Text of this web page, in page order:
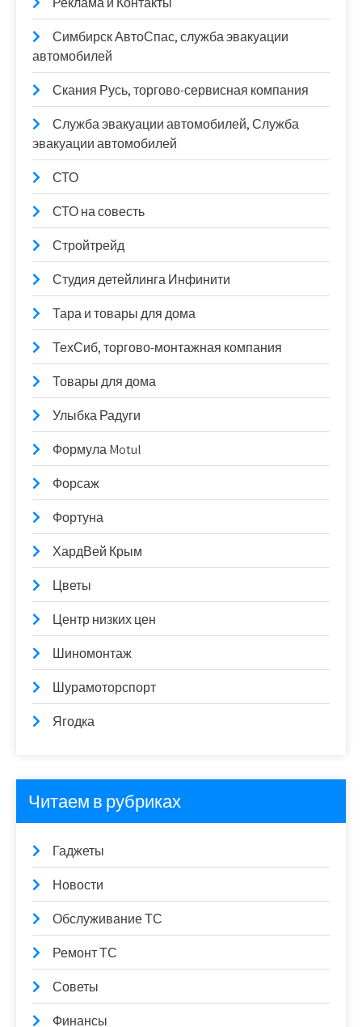
Симбирск АвтоСпас, служба эвакуации
автомобилей
Скания Русь, торгово-сервисная компания
Служба эвакуации автомобилей, Служба
эвакуации автомобилей
СТО
СТО на совесть
Стройтрейд
Студия детейлинга Инфинити
Тара и товары для дома
ТехСиб, торгово-монтажная компания
Товары для дома
Улыбка Радуги
Формула Motul
Форсаж
Фортуна
ХардВей Крым
Цветы
Центр низких цен
Шиномонтаж
Шурамоторспорт
Ягодка
Читаем в рубриках
Гаджеты
Новости
Обслуживание ТС
Ремонт ТС
Советы
Финансы